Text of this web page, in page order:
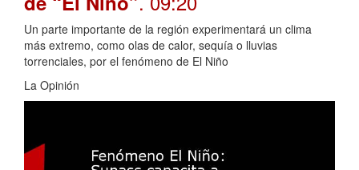
Un parte importante de la región experimentará un clima
más extremo, como olas de calor, sequía o lluvias
torrenciales, por el fenómeno de El Niño
La Opinión